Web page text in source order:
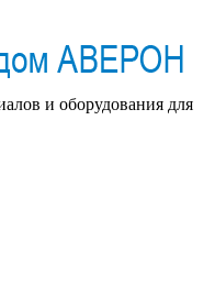
и оборудования для